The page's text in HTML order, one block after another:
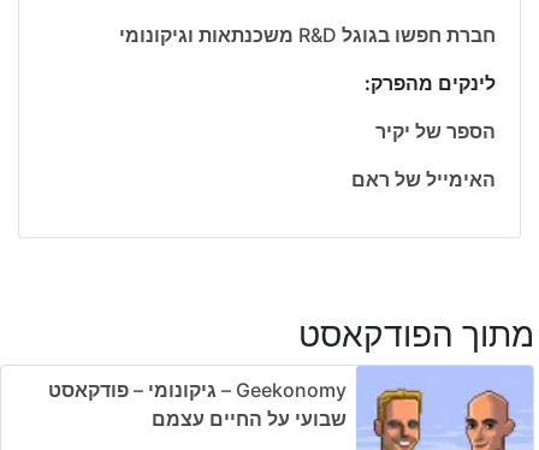
חברת חפשו בגוגל R&D משכנתאות וגיקונומי
לינקים מהפרק:
הספר של יקיר
האימייל של ראם
מתוך הפודקאסט
Geekonomy – גיקונומי – פודקאסט
שבועי על החיים עצמם